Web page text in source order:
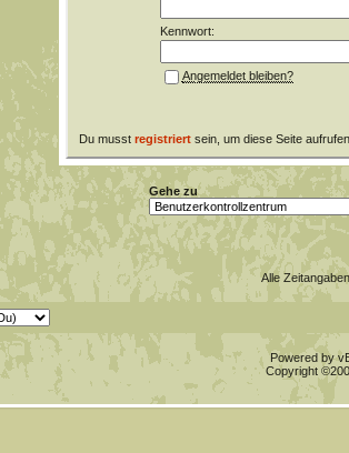
Kennwort:
Angemeldet bleiben?
Du musst registriertsein, um diese Seite
Gehe zu
Alle
Powered by
Copyright